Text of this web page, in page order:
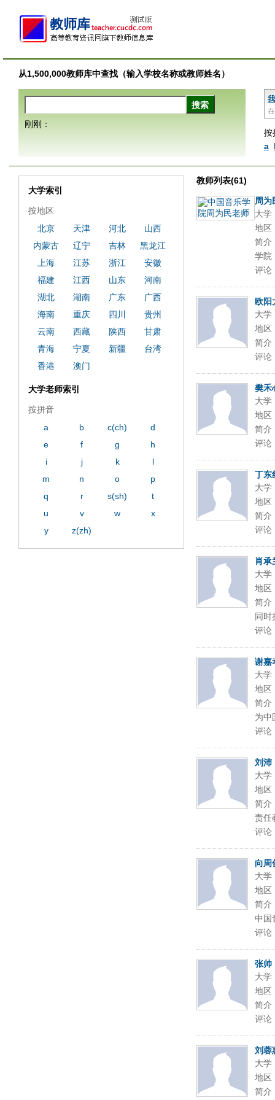
从1,500,000教师库中查找（输入学校名称或教师姓名）
按
a
刚刚：
教师列表(61)
周为
大学
地区
简介
学院
评论
欧阳
大学
地区
简介
评论
樊禾
大学
地区
简介
评论
丁东
大学
地区
简介
评论
肖承
大学
地区
简介
同时
评论
谢嘉
大学
地区
简介
为中
评论
刘沛
大学
地区
简介
责任
评论
向周
大学
地区
简介
中国
评论
张帅
大学
地区
简介
评论
刘蓉
大学
地区
简介
大学索引
按地区
北京
天津 河北
山西
内蒙古
辽宁 吉林
黑龙江
上海
江苏 浙江
安徽
福建
江西 山东
河南
湖北
湖南 广东
广西
海南
重庆 四川
贵州
云南
西藏 陕西
甘肃
青海
宁夏 新疆
台湾
香港
澳门
大学老师索引
按拼音
a
b c(ch)
d
e
f g
h
i
j k
l
m
n o
p
q
r s(sh)
t
u
v w
x
y
z(zh)